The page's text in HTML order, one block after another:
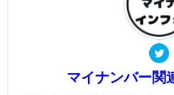
マイナンバー関